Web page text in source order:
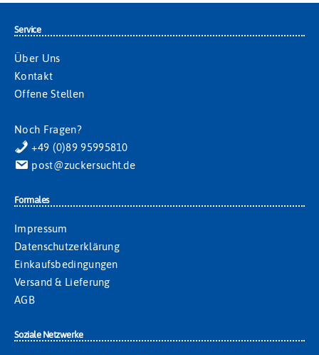
Service
Über Uns
Kontakt
Offene Stellen
Noch Fragen?
+49 (0)89 95995810
post@zuckersucht.de
Formales
Impressum
Datenschutzerklärung
Einkaufsbedingungen
Versand & Lieferung
AGB
Soziale Netzwerke